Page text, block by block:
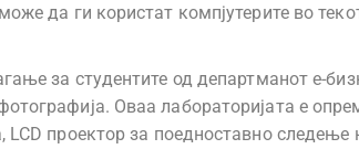
да ги користат компјутерите во
за студентите од департманот е-
Оваа лабораторијата е
LCD проектор за поедноставно следење